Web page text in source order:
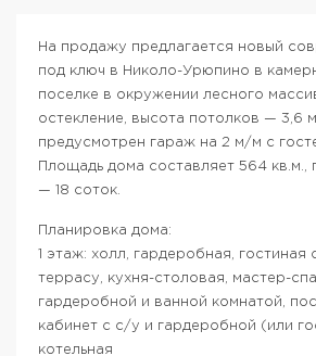
На продажу предлагается новый
под ключ в Николо-Урюпино в
поселке в окружении лесного
остекление, высота потолков — 3,6
предусмотрен гараж на 2 м/м с
Площадь дома составляет 564 кв.м.,
— 18 соток.
Планировка дома:
1 этаж: холл, гардеробная, гостиная
террасу, кухня-столовая, мастер-
гардеробной и ванной комнатой,
кабинет с с/у и гардеробной (или
котельная